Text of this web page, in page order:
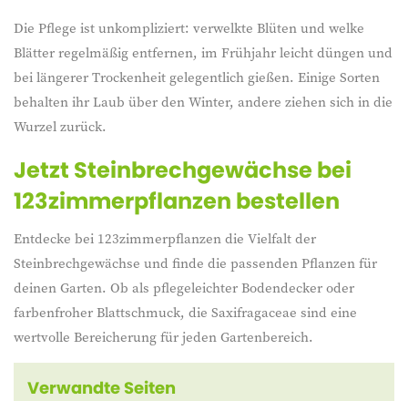
Die Pflege ist unkompliziert: verwelkte Blüten und welke
Blätter regelmäßig entfernen, im Frühjahr leicht düngen und
bei längerer Trockenheit gelegentlich gießen. Einige Sorten
behalten ihr Laub über den Winter, andere ziehen sich in die
Wurzel zurück.
Jetzt Steinbrechgewächse bei
123zimmerpflanzen bestellen
Entdecke bei 123zimmerpflanzen die Vielfalt der
Steinbrechgewächse und finde die passenden Pflanzen für
deinen Garten. Ob als pflegeleichter Bodendecker oder
farbenfroher Blattschmuck, die Saxifragaceae sind eine
wertvolle Bereicherung für jeden Gartenbereich.
Verwandte Seiten